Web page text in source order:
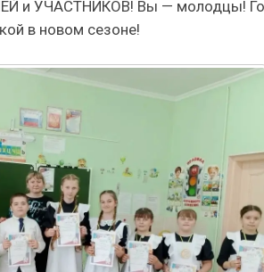
и УЧАСТНИКОВ! Вы — молодцы!
в новом сезоне!